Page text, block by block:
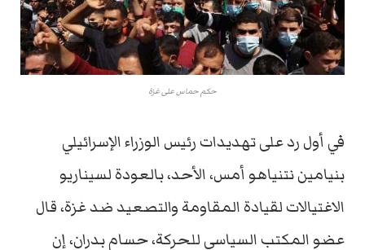
حكم حماس على غزة
في أول رد على تهديدات رئيس الوزراء الإسرائيلي
بنيامين نتنياهو أمس، الأحد، بالعودة لسيناريو
الاغتيالات لقيادة المقاومة والتصعيد ضد غزة، قال
عضو المكتب السياسي للحركة، حسام بدران، إن